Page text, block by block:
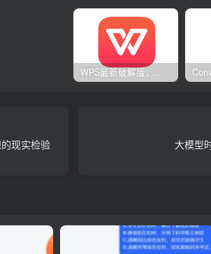
现实检验
大模型